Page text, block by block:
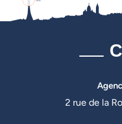
2 rue de la